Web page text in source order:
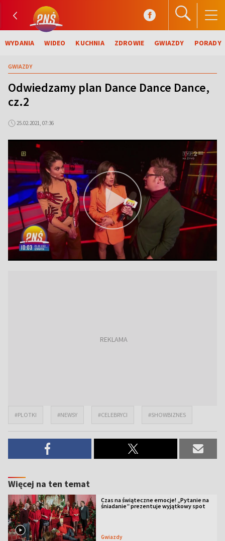
WYDANIA WIDEO KUCHNIA ZDROWIE GWIAZDY PORADY
GWIAZDY
Odwiedzamy plan Dance Dance Dance,
cz.2
25.02.2021, 07:36
#PLOTKI #NEWSY #CELEBRYCI #SHOWBIZNES
Więcej na ten temat
Czas na świąteczne emocje! „Pytanie na
śniadanie” prezentuje wyjątkowy spot
Gwiazdy